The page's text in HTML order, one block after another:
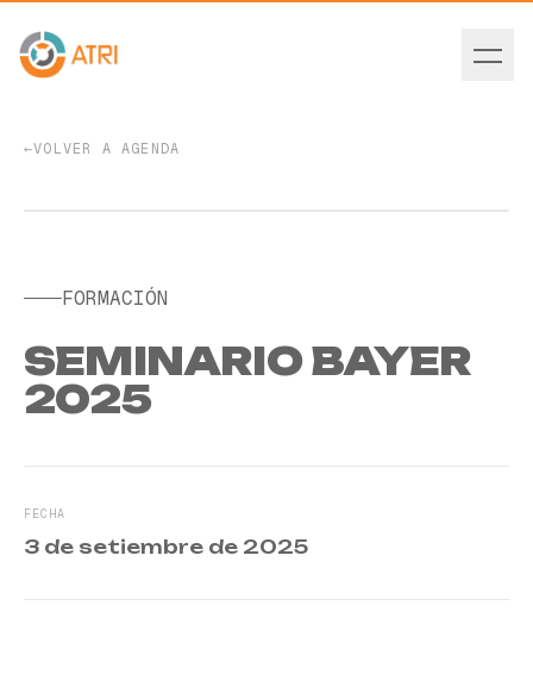
←VOLVER A AGENDA
FORMACIÓN
SEMINARIO BAYER
2025
FECHA
3 de setiembre de 2025